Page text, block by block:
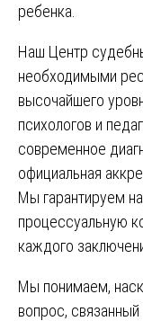
ребенка.
Наш Центр
необходимыми
высочайшего
психологов и
современное
официальная
Мы гарантируем
процессуальную
каждого
Мы понимаем,
вопрос,